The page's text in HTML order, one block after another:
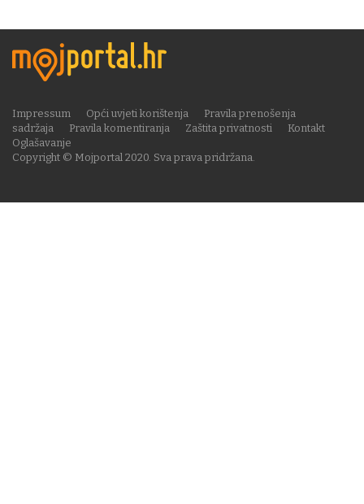
Copyright © Mojportal 2020. Sva prava pridržana.
Impressum Opći uvjeti korištenja
Pravila prenošenja
sadržaja
Pravila komentiranja Zaštita privatnosti
Kontakt
Oglašavanje